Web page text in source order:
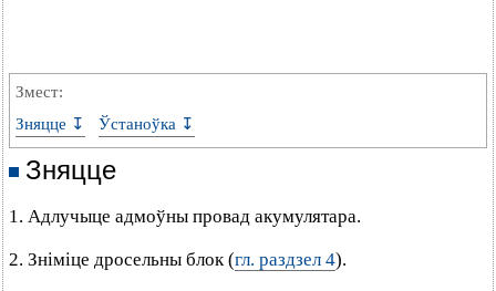
Змест:
Зняцце ↧
Ўстаноўка ↧
Зняцце
1. Адлучыце адмоўны провад акумулятара.
2. Зніміце дросельны блок (гл. раздзел 4).